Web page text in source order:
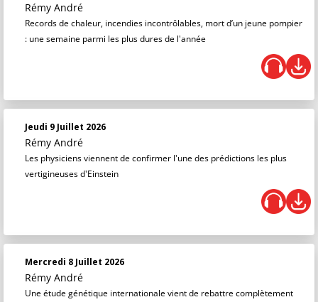
Rémy André
Records de chaleur, incendies incontrôlables, mort d’un jeune pompier
: une semaine parmi les plus dures de l'année
Jeudi 9 Juillet 2026
Rémy André
Les physiciens viennent de confirmer l'une des prédictions les plus
vertigineuses d'Einstein
Mercredi 8 Juillet 2026
Rémy André
Une étude génétique internationale vient de rebattre complètement